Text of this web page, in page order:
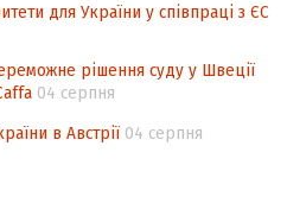
для України у співпраці з ЄС
рішення суду у Швеції
04 серпня
в Австрії 04 серпня